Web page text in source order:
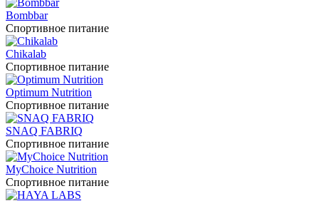
Bombbar
Спортивное питание
Chikalab
Спортивное питание
Optimum Nutrition
Спортивное питание
SNAQ FABRIQ
Спортивное питание
MyChoice Nutrition
Спортивное питание